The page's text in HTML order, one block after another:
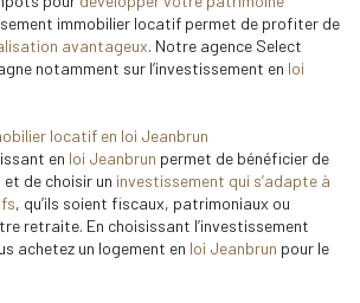
immobilier locatif permet de profiter de
avantageux. Notre agence Select
notamment sur l’investissement en loi
locatif en loi Jeanbrun
en loi Jeanbrun permet de bénéficier de
et de choisir un investissement qui s’adapte à
, qu’ils soient fiscaux, patrimoniaux ou
retraite. En choisissant l’investissement
achetez un logement en loi Jeanbrun pour le